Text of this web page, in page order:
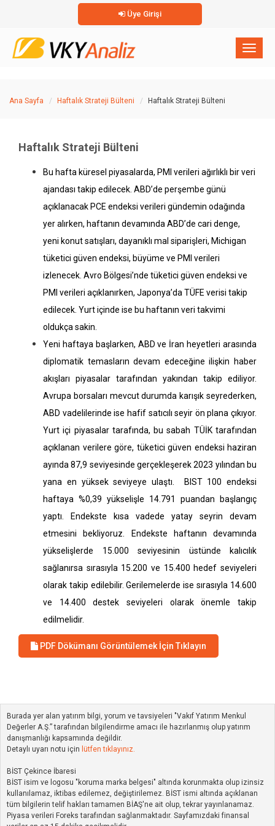
Üye Girişi
×
Ana Sayfa Haftalık Strateji Bülteni Haftalık Strateji Bülteni
Haftalık Strateji Bülteni
Bu hafta küresel piyasalarda, PMI verileri ağırlıklı bir veri
ajandası takip edilecek. ABD’de perşembe günü
açıklanacak PCE endeksi verileri gündemin odağında
yer alırken, haftanın devamında ABD’de cari denge,
yeni konutsatışları, dayanıklı mal siparişleri, Michigan
tüketici güven endeksi, büyüme ve PMI verileri
izlenecek. Avro Bölgesi’nde tüketici güven endeksi ve
PMI verileri açıklanırken, Japonya’da TÜFE verisi takip
edilecek. Yurt içinde ise bu haftanın veri takvimi
oldukça sakin.
Yeni haftaya başlarken, ABD ve İran heyetleri arasında
diplomatik temasların devam edeceğine ilişkin haber
akışları piyasalar tarafından yakından takip ediliyor.
Avrupa borsaları mevcut durumda karışık seyrederken,
ABD vadelilerinde ise hafif satıcılı seyir ön plana çıkıyor.
Yurt içi piyasalar tarafında, bu sabah TÜİK tarafından
açıklanan verilere göre, tüketici güven endeksi haziran
ayında 87,9 seviyesinde gerçekleşerek 2023 yılından bu
yana en yüksek seviyeye ulaştı.
BIST 100 endeksi
haftaya %0,39 yükselişle 14.791 puandan başlangıç
yaptı. Endekste kısa vadede yatay seyrin devam
etmesini bekliyoruz. Endekste haftanın devamında
yükselişlerde 15.000 seviyesinin üstünde kalıcılık
sağlanırsa sırasıyla 15.200 ve 15.400 hedef seviyeleri
olarak takip edilebilir. Gerilemelerde ise sırasıyla 14.600
ve 14.400 destek seviyeleri olarak önemle takip
edilmelidir.
PDF Dökümanı Görüntülemek İçin Tıklayın
Burada yer alan yatırım bilgi, yorum ve tavsiyeleri "Vakıf Yatırım Menkul
Değerler A.Ş.” tarafından bilgilendirme amacı ile hazırlanmış olup yatırım
danışmanlığı kapsamında değildir.
Detaylı uyarı notu için lütfen tıklayınız.
BİST Çekince İbaresi
BİST isim ve logosu "koruma marka belgesi" altında korunmakta olup izinsiz
kullanılamaz, iktibas edilemez, değiştirilemez. BİST ismi altında açıklanan
tüm bilgilerin telif hakları tamamen BİAŞ'ne ait olup, tekrar yayınlanamaz.
Piyasa verileri Foreks tarafından sağlanmaktadır. Sayfamızdaki finansal